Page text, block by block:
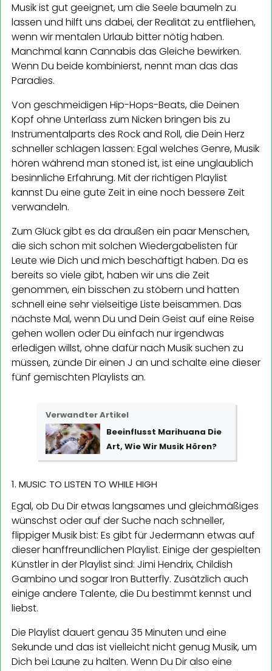
Musik ist gut geeignet, um die Seele baumeln zu
lassen und hilft uns dabei, der Realität zu entfliehen,
wenn wir mentalen Urlaub bitter nötig haben.
Manchmal kann Cannabis das Gleiche bewirken.
Wenn Du beide kombinierst, nennt man das das
Paradies.
Von geschmeidigen Hip-Hops-Beats, die Deinen
Kopf ohne Unterlass zum Nicken bringen bis zu
Instrumentalparts des Rock and Roll, die Dein Herz
schneller schlagen lassen: Egal welches Genre, Musik
hören während man stoned ist, ist eine unglaublich
besinnliche Erfahrung. Mit der richtigen Playlist
kannst Du eine gute Zeit in eine noch bessere Zeit
verwandeln.
Zum Glück gibt es da draußen ein paar Menschen,
die sich schon mit solchen Wiedergabelisten für
Leute wie Dich und mich beschäftigt haben. Da es
bereits so viele gibt, haben wir uns die Zeit
genommen, ein bisschen zu stöbern und hatten
schnell eine sehr vielseitige Liste beisammen. Das
nächste Mal, wenn Du und Dein Geist auf eine Reise
gehen wollen oder Du einfach nur irgendwas
erledigen willst, ohne dafür nach Musik suchen zu
müssen, zünde Dir einen J an und schalte eine dieser
fünf gemischten Playlists an.
Verwandter Artikel
Beeinflusst Marihuana Die
Art, Wie Wir Musik Hören?
1. MUSIC TO LISTEN TO WHILE HIGH
Egal, ob Du Dir etwas langsames und gleichmäßiges
wünschst oder auf der Suche nach schneller,
flippiger Musik bist: Es gibt für Jedermann etwas auf
dieser hanffreundlichen Playlist. Einige der gespielten
Künstler in der Playlist sind: Jimi Hendrix, Childish
Gambino und sogar Iron Butterfly. Zusätzlich auch
einige andere Talente, die Du bestimmt kennst und
liebst.
Die Playlist dauert genau 35 Minuten und eine
Sekunde und das ist vielleicht nicht genug Musik, um
Dich bei Laune zu halten. Wenn Du Dir also eine